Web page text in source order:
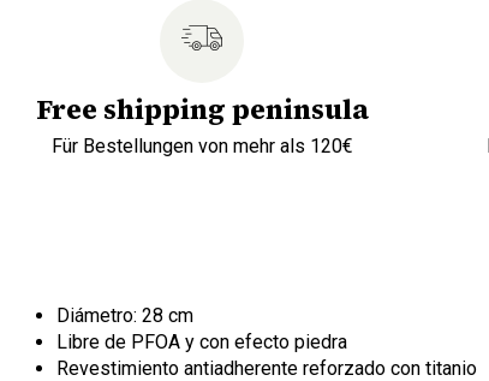
Free shipping peninsula
Für Bestellungen von mehr als 120€
Diámetro: 28 cm
Libre de PFOA y con efecto piedra
Revestimiento antiadherente reforzado con titanio